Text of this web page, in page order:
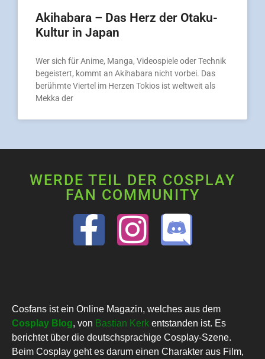
Akihabara – Das Herz der Otaku-
Kultur in Japan
Wer sich für Anime, Manga, Videospiele oder Technik
begeistert, kommt an Akihabara nicht vorbei. Das
berühmte Viertel im Herzen Tokios ist weltweit als
Mekka der
WERDE TEIL DER COSPLAY
FAN COMMUNITY
Cosfans ist ein Online Magazin, welches aus dem
Cosplay Blog, von Bastian Kerk entstanden ist. Es
berichtet über die deutschsprachige Cosplay-Szene.
Beim Cosplay geht es darum einen Charakter aus Film,